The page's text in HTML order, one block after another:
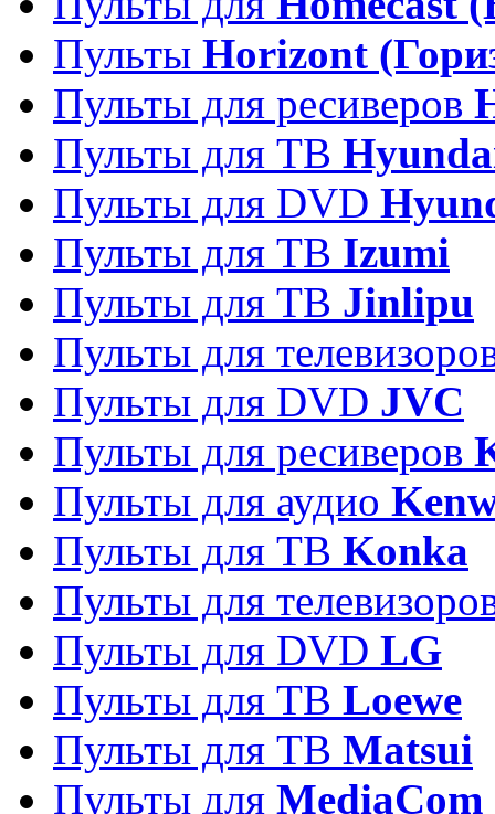
Пульты Horizont
Пульты для ресиверов
Пульты для ТВ
Пульты для DVD
Пульты для ТВ Izumi
Пульты для ТВ Jinlipu
Пульты для
Пульты для DVD JVC
Пульты для ресиверов
Пульты для аудио
Пульты для ТВ Konka
Пульты для
Пульты для DVD LG
Пульты для ТВ Loewe
Пульты для ТВ Matsui
Пульты для MediaCom